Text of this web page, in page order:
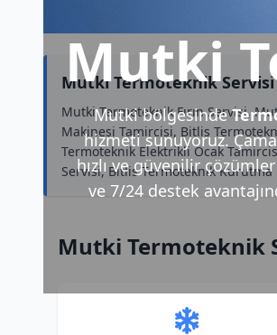
Mutki
Mutki bölgesinde
hizmeti sunuyoruz.
hızlı ve güvenilir
ve 7/24 destek
Mutki Termoteknik
Mutki Termoteknik Fırın Servisi,
Makinesi Tamircisi, Bitlis
Termoteknik Elektrikli Ocak
Servisi, Bitlis Termoteknik Kurutma
Mutki Termoteknik